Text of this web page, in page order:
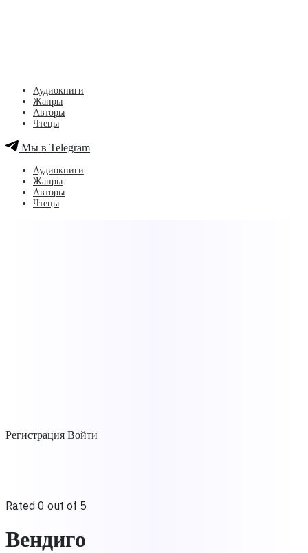
Регистрация Войти
Аудиокниги
Жанры
Авторы
Чтецы
Мы в Telegram
Аудиокниги
Жанры
Авторы
Чтецы
Rated 0 out of 5
Вендиго